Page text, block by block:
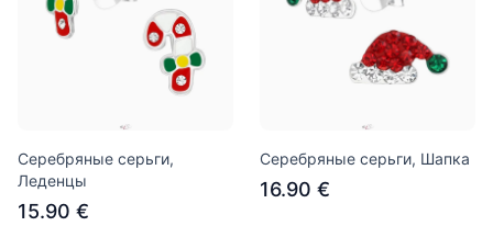
Серебряные серьги,
Леденцы
15.90 €
Серебряные серьги, Шапка
16.90 €